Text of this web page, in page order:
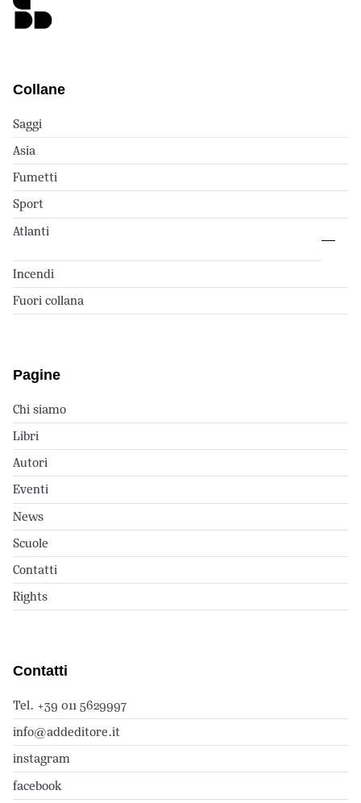
Collane
Saggi
Asia
Fumetti
Sport
Atlanti
Incendi
Fuori collana
Pagine
Chi siamo
Libri
Autori
Eventi
News
Scuole
Contatti
Rights
Contatti
Tel. +39 011 5629997
info@addeditore.it
instagram
facebook